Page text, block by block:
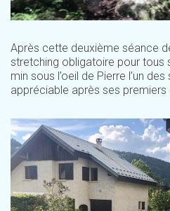
Après cette deuxième séance
stretching obligatoire pour tous
min sous l’oeil de Pierre l’un
appréciable après ses